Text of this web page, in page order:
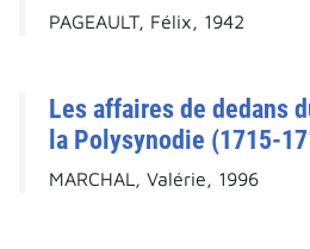
PAGEAULT, Félix, 1942
Les affaires de dedans
la Polysynodie (1715-
MARCHAL, Valérie, 1996